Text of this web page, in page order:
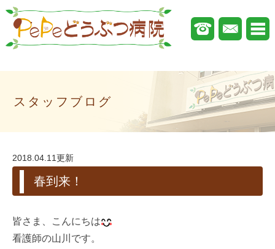
スタッフブログ
2018.04.11更新
春到来！
皆さま、こんにちは
看護師の山川です。